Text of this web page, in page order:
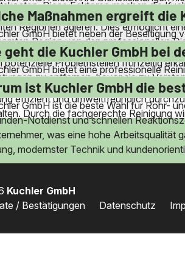
Diese Faktoren machen die
Arrach, Bad Kötzting, Blaibach
Regionen agieren. Dies ermöglicht
Region von den professionellen
Maßnahmen ergreift die
GmbH bietet neben der
Wartungsreinigungen von
potenzielle Problemstellen frühzeitig
zu entfernen, bevor sie zu
Probleme zu vermeiden.
geht die Kuchler GmbH bei
GmbH bietet eine professionelle
die vollständige Entleerung und
effizient und umweltfreundlich
Durch die fachgerechte Reinigung
ist Kuchler GmbH die
GmbH ist die beste Wahl für Rohr-
Notdienst und schnellen
was eine hohe Arbeitsqualität
modernster Technik und
Kuchler GmbH
/ Bestätigungen
Datenschutz